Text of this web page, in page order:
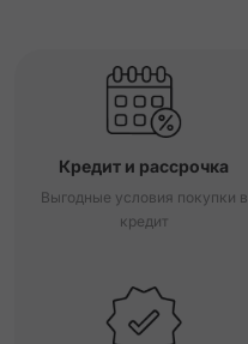
Кредит и рассрочка
Выгодные условия покупки в
кредит